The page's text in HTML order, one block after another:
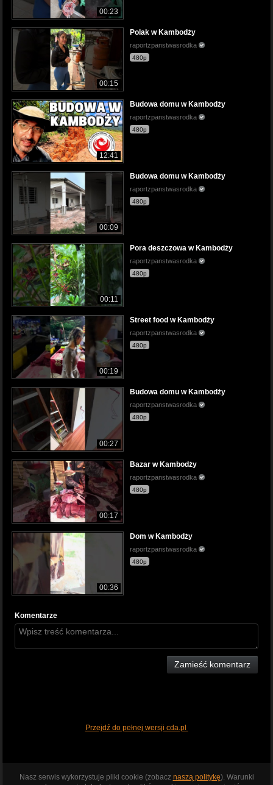
00:23
00:15
Polak w Kambodży
raportzpanstwasrodka
480p
12:41
Budowa domu w Kambodży
raportzpanstwasrodka
480p
00:09
Budowa domu w Kambodży
raportzpanstwasrodka
480p
00:11
Pora deszczowa w Kambodży
raportzpanstwasrodka
480p
00:19
Street food w Kambodży
raportzpanstwasrodka
480p
00:27
Budowa domu w Kambodży
raportzpanstwasrodka
480p
00:17
Bazar w Kambodży
raportzpanstwasrodka
480p
00:36
Dom w Kambodży
raportzpanstwasrodka
480p
Komentarze
Zamieść komentarz
Przejdź do pełnej wersji cda.pl
Nasz serwis wykorzystuje pliki cookie (zobacz naszą politykę). Warunki